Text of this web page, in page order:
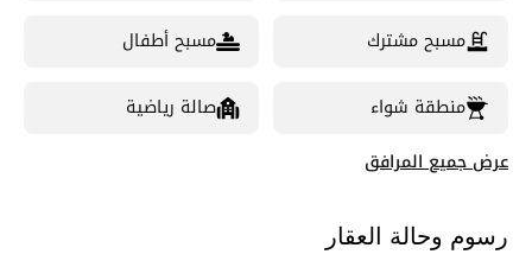
مسبح مشترك مسبح أطفال
منطقة شواء
صالة رياضية
عرض جميع المرافق
رسوم وحالة العقار